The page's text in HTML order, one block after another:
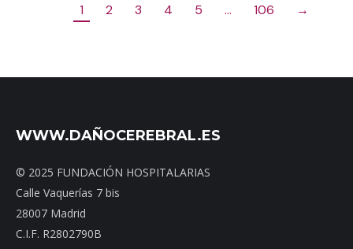
1 2 3 4 5 … 106 →
WWW.DAÑOCEREBRAL.ES
© 2025 FUNDACIÓN HOSPITALARIAS
Calle Vaquerías 7 bis
28007 Madrid
C.I.F. R2802790B